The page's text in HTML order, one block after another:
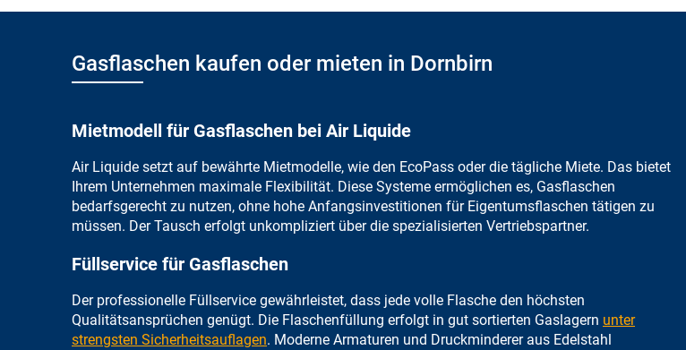
Gasflaschen kaufen oder mieten in Dornbirn
Mietmodell für Gasflaschen bei Air Liquide
Air Liquide setzt auf bewährte Mietmodelle, wie den EcoPass oder die tägliche Miete. Das bietet
Ihrem Unternehmen maximale Flexibilität. Diese Systeme ermöglichen es, Gasflaschen
bedarfsgerecht zu nutzen, ohne hohe Anfangsinvestitionen für Eigentumsflaschen tätigen zu
müssen. Der Tausch erfolgt unkompliziert über die spezialisierten Vertriebspartner.
Füllservice für Gasflaschen
Der professionelle Füllservice gewährleistet, dass jede volle Flasche den höchsten
Qualitätsansprüchen genügt. Die Flaschenfüllung erfolgt in gut sortierten Gaslagern unter
strengsten Sicherheitsauflagen. Moderne Armaturen und Druckminderer aus Edelstahl